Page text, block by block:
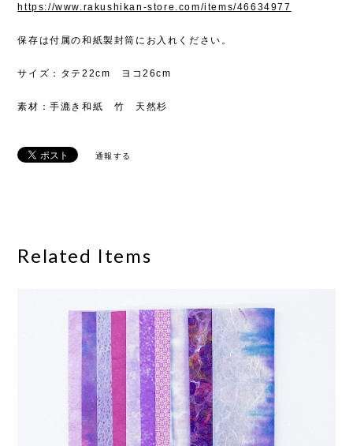
https://www.rakushikan-store.com/items/46634977
保存は付属の和紙製封筒にお入れください。
サイズ：タテ22cm ヨコ26cm
素材：手漉き和紙 竹 天然杉
通報する
Related Items